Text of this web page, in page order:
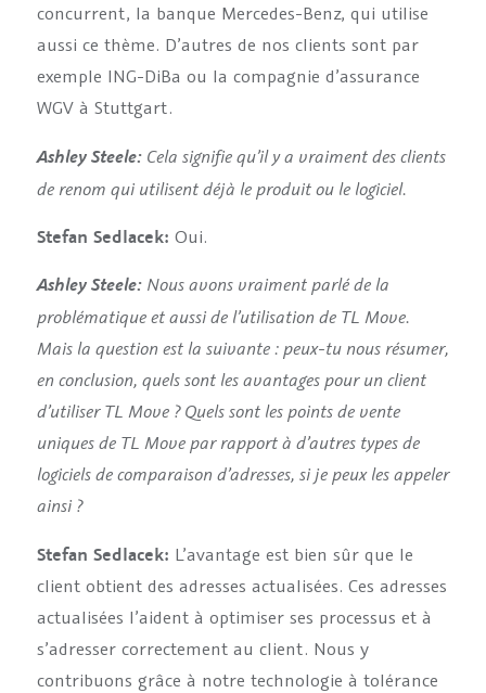
concurrent, la banque Mercedes-Benz, qui utilise
aussi ce thème. D’autres de nos clients sont par
exemple ING-DiBa ou la compagnie d’assurance
WGV à Stuttgart.
Ashley Steele: Cela signifie qu’il y a vraiment des clients
de renom qui utilisent déjà le produit ou le logiciel.
Stefan Sedlacek: Oui.
Ashley Steele: Nous avons vraiment parlé de la
problématique et aussi de l’utilisation de TL Move.
Mais la question est la suivante : peux-tu nous résumer,
en conclusion, quels sont les avantages pour un client
d’utiliser TL Move ? Quels sont les points de vente
uniques de TL Move par rapport à d’autres types de
logiciels de comparaison d’adresses, si je peux les appeler
ainsi ?
Stefan Sedlacek: L’avantage est bien sûr que le
client obtient des adresses actualisées. Ces adresses
actualisées l’aident à optimiser ses processus et à
s’adresser correctement au client. Nous y
contribuons grâce à notre technologie à tolérance